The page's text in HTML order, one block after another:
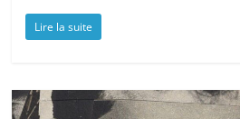
Lire la suite